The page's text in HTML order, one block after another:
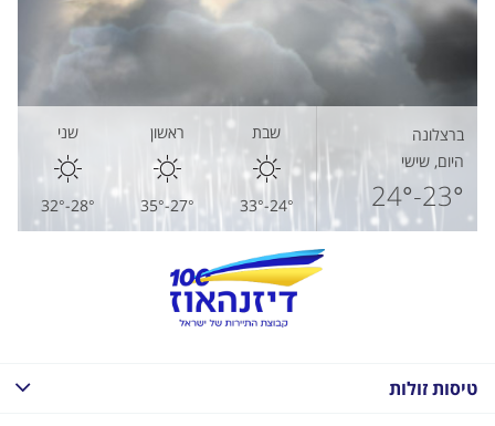
ברצלונה
היום, שישי
23°-24°
שבת
24°-33°
ראשון
27°-35°
שני
28°-32°
טיסות זולות